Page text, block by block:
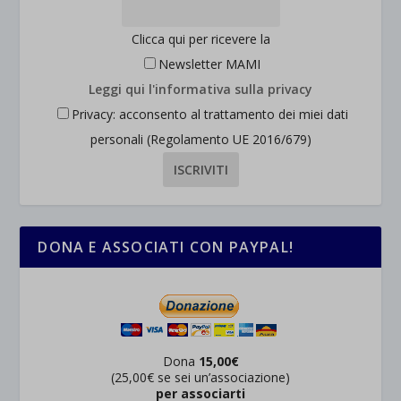
Clicca qui per ricevere la
Newsletter MAMI
Leggi qui l'informativa sulla privacy
Privacy: acconsento al trattamento dei miei dati
personali (Regolamento UE 2016/679)
DONA E ASSOCIATI CON PAYPAL!
Dona 15,00€
(25,00€ se sei un’associazione)
per associarti